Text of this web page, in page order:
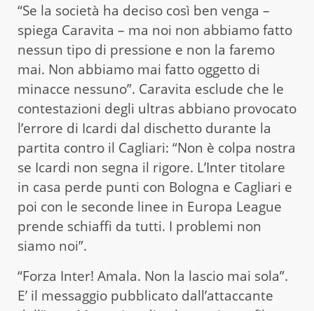
“Se la società ha deciso così ben venga –
spiega Caravita – ma noi non abbiamo fatto
nessun tipo di pressione e non la faremo
mai. Non abbiamo mai fatto oggetto di
minacce nessuno”. Caravita esclude che le
contestazioni degli ultras abbiano provocato
l’errore di Icardi dal dischetto durante la
partita contro il Cagliari: “Non è colpa nostra
se Icardi non segna il rigore. L’Inter titolare
in casa perde punti con Bologna e Cagliari e
poi con le seconde linee in Europa League
prende schiaffi da tutti. I problemi non
siamo noi”.
“Forza Inter! Amala. Non la lascio mai sola”.
E’ il messaggio pubblicato dall’attaccante